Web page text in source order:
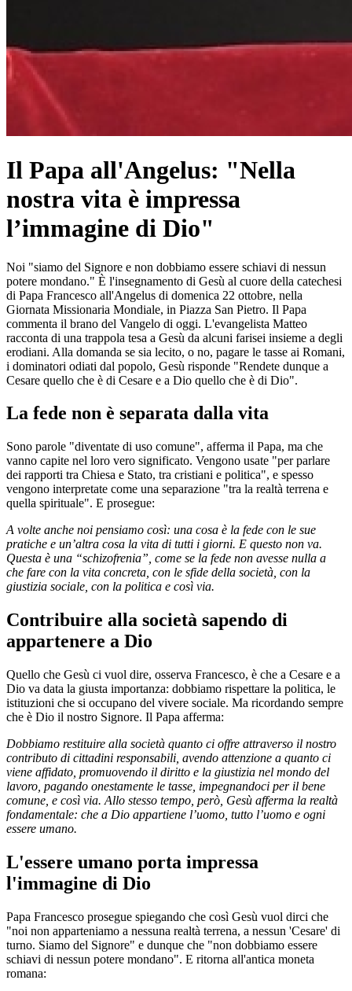
Il Papa all'Angelus: "Nella
nostra vita è impressa
l’immagine di Dio"
Noi "siamo del Signore e non dobbiamo essere schiavi di nessun
potere mondano." È l'insegnamento di Gesù al cuore della catechesi
di Papa Francesco all'Angelus di domenica 22 ottobre, nella
Giornata Missionaria Mondiale, in Piazza San Pietro. Il Papa
commenta il brano del Vangelo di oggi. L'evangelista Matteo
racconta di una trappola tesa a Gesù da alcuni farisei insieme a degli
erodiani. Alla domanda se sia lecito, o no, pagare le tasse ai Romani,
i dominatori odiati dal popolo, Gesù risponde "Rendete dunque a
Cesare quello che è di Cesare e a Dio quello che è di Dio".
La fede non è separata dalla vita
Sono parole "diventate di uso comune", afferma il Papa, ma che
vanno capite nel loro vero significato. Vengono usate "per parlare
dei rapporti tra Chiesa e Stato, tra cristiani e politica", e spesso
vengono interpretate come una separazione "tra la realtà terrena e
quella spirituale". E prosegue:
A volte anche noi pensiamo così: una cosa è la fede con le sue
pratiche e un’altra cosa la vita di tutti i giorni. E questo non va.
Questa è una “schizofrenia”, come se la fede non avesse nulla a
che fare con la vita concreta, con le sfide della società, con la
giustizia sociale, con la politica e così via.
Contribuire alla società sapendo di
appartenere a Dio
Quello che Gesù ci vuol dire, osserva Francesco, è che a Cesare e a
Dio va data la giusta importanza: dobbiamo rispettare la politica, le
istituzioni che si occupano del vivere sociale. Ma ricordando sempre
che è Dio il nostro Signore. Il Papa afferma:
Dobbiamo restituire alla società quanto ci offre attraverso il nostro
contributo di cittadini responsabili, avendo attenzione a quanto ci
viene affidato, promuovendo il diritto e la giustizia nel mondo del
lavoro, pagando onestamente le tasse, impegnandoci per il bene
comune, e così via. Allo stesso tempo, però, Gesù afferma la realtà
fondamentale: che a Dio appartiene l’uomo, tutto l’uomo e ogni
essere umano.
L'essere umano porta impressa
l'immagine di Dio
Papa Francesco prosegue spiegando che così Gesù vuol dirci che
"noi non apparteniamo a nessuna realtà terrena, a nessun 'Cesare' di
turno. Siamo del Signore" e dunque che "non dobbiamo essere
schiavi di nessun potere mondano". E ritorna all'antica moneta
romana: